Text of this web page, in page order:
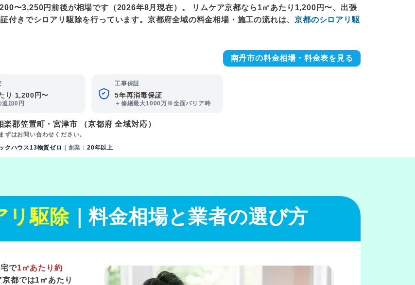
〜3,250円前後が相場です（2026年8月現在）。 リムケア京都なら1㎡あたり1,200円〜、出張
付きでシロアリ駆除を行っています。京都府全域の料金相場・施工の流れは、京都のシロアリ駆
南丹市の料金相場・料金表を見る
り 1,200円〜
追加0円
工事保証
5年再消毒保証
＋修繕最大1000万※全面バリア時
楽郡笠置町 ・宮津市 （京都府 全域対応）
はお問い合わせください。
クハウス13物質ゼロ ｜創業：20年以上
リ駆除｜料金相場と業者の選び方
で1㎡あたり約
京都では1㎡あたり